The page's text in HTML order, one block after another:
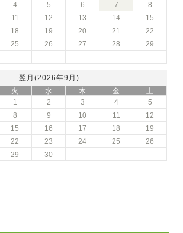
4 5 6 7
8
11 12 13 14
15
18 19 20 21
22
25 26 27 28
29
翌月(2026年9月)
火 水 木 金
土
1
2 3 4
5
8 9 10 11
12
15 16 17 18
19
22 23 24 25
26
29 30